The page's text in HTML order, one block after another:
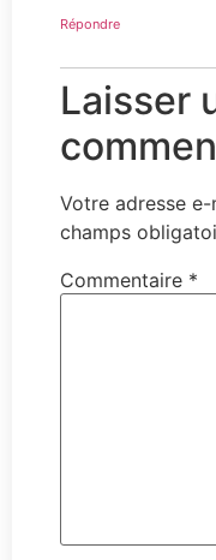
Répondre
Laisser
Votre adresse
champs
Commentaire *